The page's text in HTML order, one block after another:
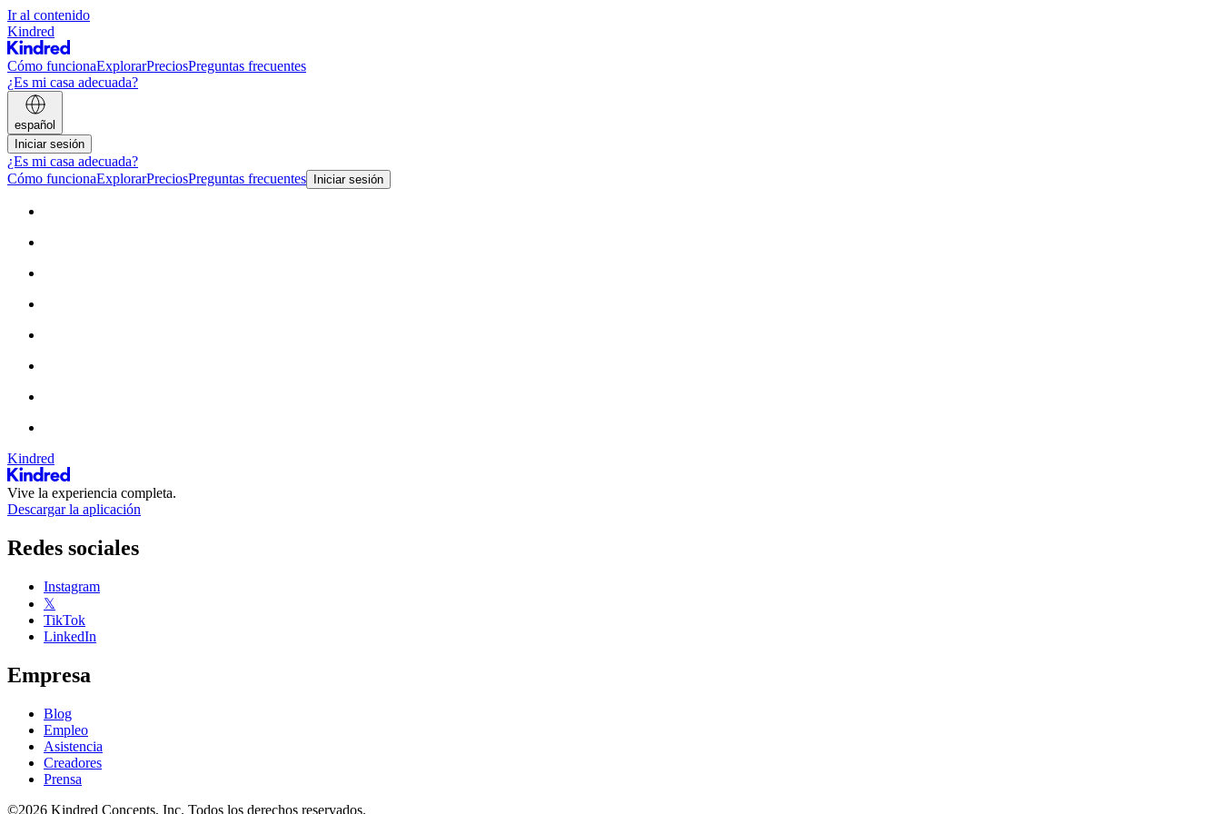
Ir al contenido
Kindred
Cómo funcionaExplorarPreciosPreguntas frecuentes
¿Es mi casa adecuada?
español
Iniciar sesión
¿Es mi casa adecuada?
Cómo funcionaExplorarPreciosPreguntas frecuentes Iniciar sesión
Kindred
Vive la experiencia completa.
Descargar la aplicación
Redes sociales
Instagram
𝕏
TikTok
LinkedIn
Empresa
Blog
Empleo
Asistencia
Creadores
Prensa
©2026 Kindred Concepts, Inc. Todos los derechos reservados.